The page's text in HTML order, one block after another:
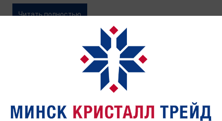
Читать полностью
МИНСК КРИСТАЛЛ ГРУПП на
выставке «Белагро-2026»
Со 2-го по 7-е июня наш холдинг "МИНСК
КРИСТАЛЛ ГРУПП" примет участие в
Международной специализированной выставке
"Белагро-2026", которая пойдет в контексте